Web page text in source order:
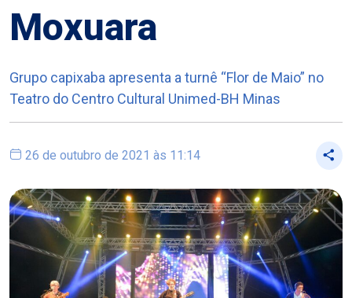
Moxuara
Grupo capixaba apresenta a turnê “Flor de Maio” no
Teatro do Centro Cultural Unimed-BH Minas
26 de outubro de 2021 às 11:14